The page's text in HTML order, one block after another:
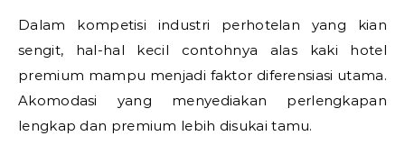
Dalam kompetisi industri perhotelan yang kian
sengit, hal-hal kecil contohnya alas kaki hotel
premium mampu menjadi faktor diferensiasi utama.
Akomodasi yang menyediakan perlengkapan
lengkap dan premium lebih disukai tamu.